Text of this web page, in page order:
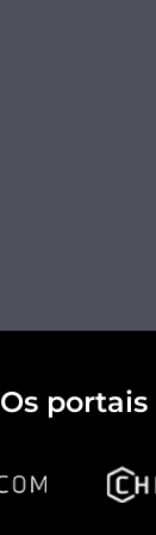
Os portais